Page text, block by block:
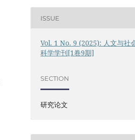
ISSUE
Vol. 1 No. 9 (2025): 人文与社
科学学刊[1卷9期]
SECTION
研究论文